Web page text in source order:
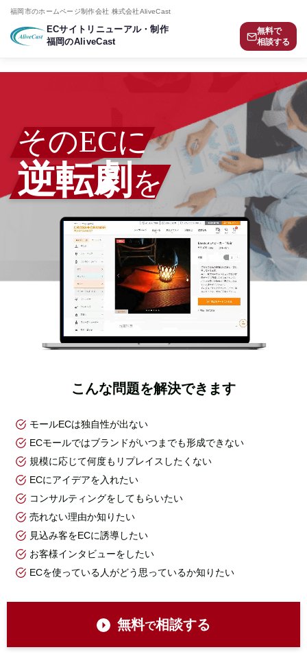
ECサイトリニューアル・制作
福岡のAliveCast
福岡市のホームページ制作会社 株式会社AliveCast
無料で
相談する
そのECに
逆転劇 を
こんな問題を解決できます
モールECは独自性が出ない
ECモールではブランドがいつまでも形成できない
規模に応じて何度もリプレイスしたくない
ECにアイデアを入れたい
コンサルティングをしてもらいたい
売れない理由か知りたい
見込み客をECに誘導したい
お客様インタビューをしたい
ECを使っている人がどう思っているか知りたい
無料で相談する